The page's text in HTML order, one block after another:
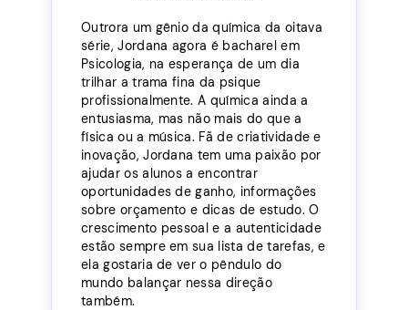
Outrora um gênio da química da oitava
série, Jordana agora é bacharel em
Psicologia, na esperança de um dia
trilhar a trama fina da psique
profissionalmente. A química ainda a
entusiasma, mas não mais do que a
física ou a música. Fã de criatividade e
inovação, Jordana tem uma paixão por
ajudar os alunos a encontrar
oportunidades de ganho, informações
sobre orçamento e dicas de estudo. O
crescimento pessoal e a autenticidade
estão sempre em sua lista de tarefas, e
ela gostaria de ver o pêndulo do
mundo balançar nessa direção
também.